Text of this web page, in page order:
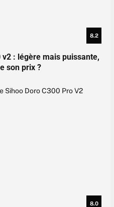
8.2
: légère mais puissante,
son prix ?
8.0